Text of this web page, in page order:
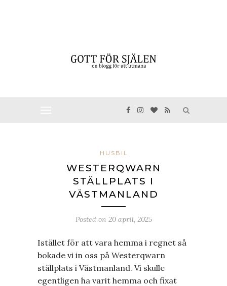
HUSBIL
WESTERQWARN
STÄLLPLATS I
VÄSTMANLAND
Posted on 20 april, 2025
Istället för att vara hemma i regnet så
bokade vi in oss på Westerqwarn
ställplats i Västmanland. Vi skulle
egentligen ha varit hemma och fixat